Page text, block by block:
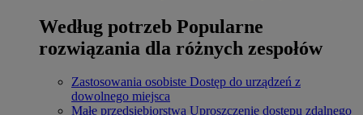
Według potrzeb Popularne
rozwiązania dla różnych zespołów
Zastosowania osobiste Dostęp do urządzeń z
dowolnego miejsca
Małe przedsiębiorstwa Uproszczenie dostępu zdalnego